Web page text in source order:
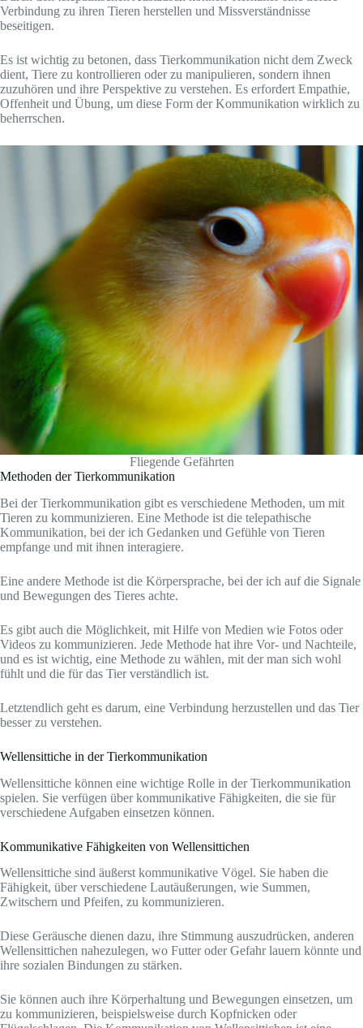
Verbindung zu ihren Tieren herstellen und Missverständnisse
beseitigen.
Es ist wichtig zu betonen, dass Tierkommunikation nicht dem Zweck
dient, Tiere zu kontrollieren oder zu manipulieren, sondern ihnen
zuzuhören und ihre Perspektive zu verstehen. Es erfordert Empathie,
Offenheit und Übung, um diese Form der Kommunikation wirklich zu
beherrschen.
Fliegende Gefährten
Methoden der Tierkommunikation
Bei der Tierkommunikation gibt es verschiedene Methoden, um mit
Tieren zu kommunizieren. Eine Methode ist die telepathische
Kommunikation, bei der ich Gedanken und Gefühle von Tieren
empfange und mit ihnen interagiere.
Eine andere Methode ist die Körpersprache, bei der ich auf die Signale
und Bewegungen des Tieres achte.
Es gibt auch die Möglichkeit, mit Hilfe von Medien wie Fotos oder
Videos zu kommunizieren. Jede Methode hat ihre Vor- und Nachteile,
und es ist wichtig, eine Methode zu wählen, mit der man sich wohl
fühlt und die für das Tier verständlich ist.
Letztendlich geht es darum, eine Verbindung herzustellen und das Tier
besser zu verstehen.
Wellensittiche in der Tierkommunikation
Wellensittiche können eine wichtige Rolle in der Tierkommunikation
spielen. Sie verfügen über kommunikative Fähigkeiten, die sie für
verschiedene Aufgaben einsetzen können.
Kommunikative Fähigkeiten von Wellensittichen
Wellensittiche sind äußerst kommunikative Vögel. Sie haben die
Fähigkeit, über verschiedene Lautäußerungen, wie Summen,
Zwitschern und Pfeifen, zu kommunizieren.
Diese Geräusche dienen dazu, ihre Stimmung auszudrücken, anderen
Wellensittichen nahezulegen, wo Futter oder Gefahr lauern könnte und
ihre sozialen Bindungen zu stärken.
Sie können auch ihre Körperhaltung und Bewegungen einsetzen, um
zu kommunizieren, beispielsweise durch Kopfnicken oder